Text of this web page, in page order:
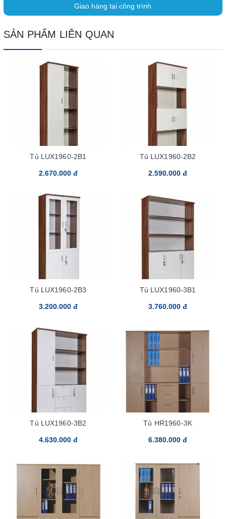
Giao hàng tại công trình
SẢN PHẨM LIÊN QUAN
Tủ LUX1960-2B1
2.670.000 đ
Tủ LUX1960-2B2
2.590.000 đ
Tủ LUX1960-2B3
3.200.000 đ
Tủ LUX1960-3B1
3.760.000 đ
Tủ LUX1960-3B2
4.630.000 đ
Tủ HR1960-3K
6.380.000 đ